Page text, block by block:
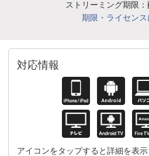
ストリーミング期限
期限・ライセンス
対応情報
アイコンをタップすると詳細を表示